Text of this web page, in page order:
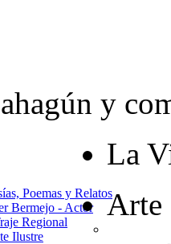
y
La
Poemas y Relatos
Bermejo - Actor
Regional
Ilustre
Arte